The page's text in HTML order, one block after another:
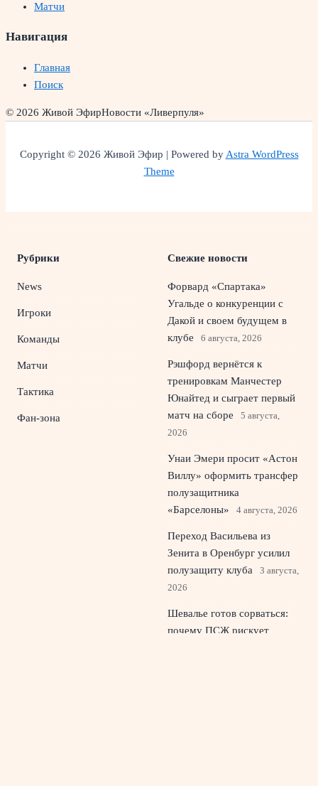
Матчи
Навигация
Главная
Поиск
© 2026 Живой ЭфирНовости «Ливерпуля»
Copyright © 2026 Живой Эфир | Powered byAstra WordPress
Theme
Рубрики
News
Игроки
Команды
Матчи
Тактика
Фан-зона
Свежие новости
Форвард «Спартака»
Угальде о конкуренции с
Дакой и своем будущем в
клубе
6 августа, 2026
Рэшфорд вернётся к
тренировкам Манчестер
Юнайтед и сыграет первый
матч на сборе
5 августа,
2026
Унаи Эмери просит «Астон
Виллу» оформить трансфер
полузащитника
«Барселоны»
4 августа, 2026
Переход Васильева из
Зенита в Оренбург усилил
полузащиту клуба
3 августа,
2026
Шевалье готов сорваться:
почему ПСЖ рискует